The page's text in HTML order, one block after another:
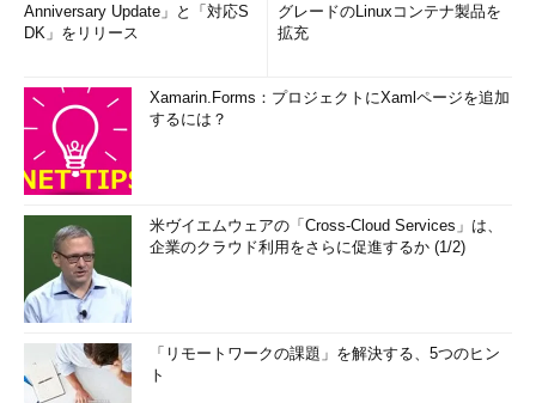
Anniversary Update」と「対応S
DK」をリリース
グレードのLinuxコンテナ製品を
拡充
Xamarin.Forms：プロジェクトにXamlページを追加
するには？
米ヴイエムウェアの「Cross-Cloud Services」は、
企業のクラウド利用をさらに促進するか (1/2)
「リモートワークの課題」を解決する、5つのヒン
ト